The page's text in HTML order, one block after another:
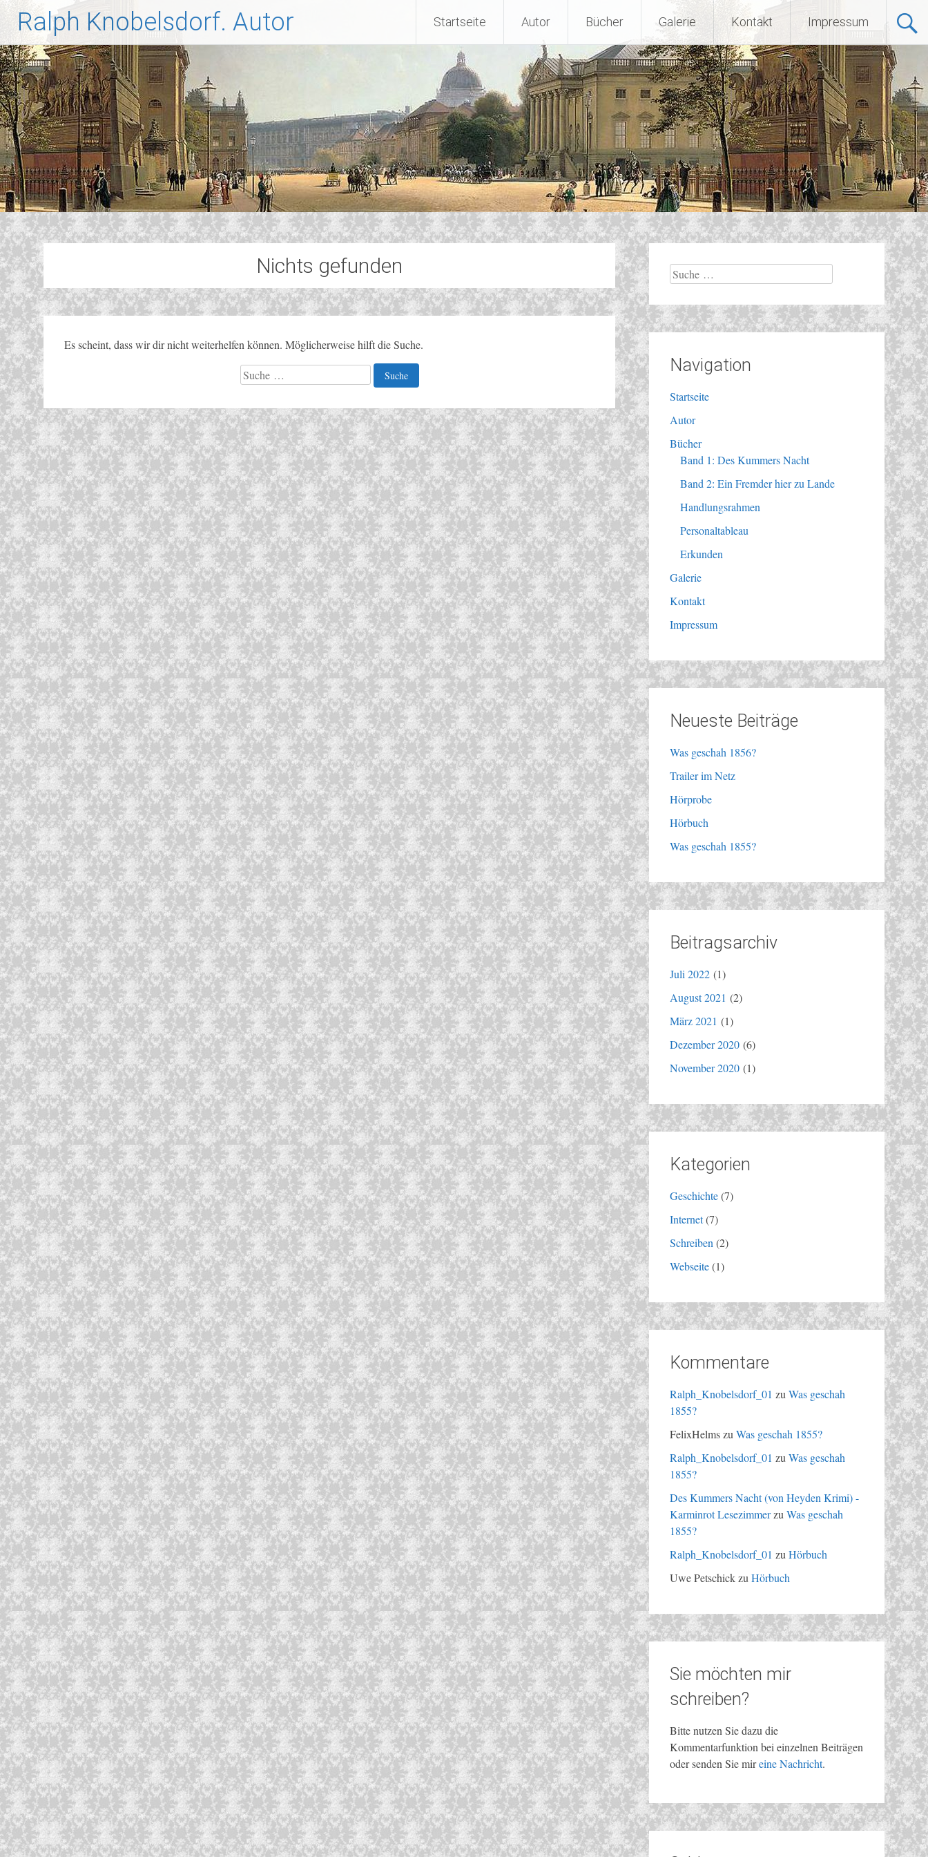
Zum
InhaltRalph Knobelsdorf. Autor Startseite Autor Bücher Galerie Kontakt Impressum
Nichts gefunden
Es scheint, dass wir dir nicht weiterhelfen können. Möglicherweise hilft die Suche.
Suche
nach:
Suche
nach:
Navigation
Startseite
Autor
Bücher
Band 1: Des Kummers Nacht
Band 2: Ein Fremder hier zu Lande
Handlungsrahmen
Personaltableau
Erkunden
Galerie
Kontakt
Impressum
Neueste Beiträge
Was geschah 1856?
Trailer im Netz
Hörprobe
Hörbuch
Was geschah 1855?
Beitragsarchiv
Juli 2022(1)
August 2021 (2)
März 2021 (1)
Dezember 2020(6)
November 2020(1)
Kategorien
Geschichte(7)
Internet(7)
Schreiben (2)
Webseite(1)
Kommentare
Ralph_Knobelsdorf_01 zu Was geschah
1855?
FelixHelmszu Was geschah 1855?
Ralph_Knobelsdorf_01 zu Was geschah
1855?
Des Kummers Nacht (von Heyden Krimi) -
Karminrot Lesezimmerzu Was geschah
1855?
Ralph_Knobelsdorf_01 zu Hörbuch
Uwe Petschickzu Hörbuch
Sie möchten mir
schreiben?
Bitte nutzen Sie dazu die
Kommentarfunktion bei einzelnen Beiträgen
oder senden Sie mireine Nachricht.